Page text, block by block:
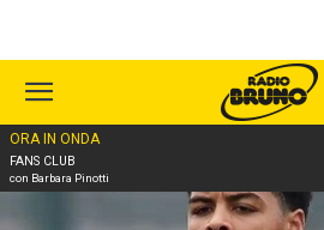
ORA IN ONDA
FANS CLUB
con Barbara Pinotti
Home